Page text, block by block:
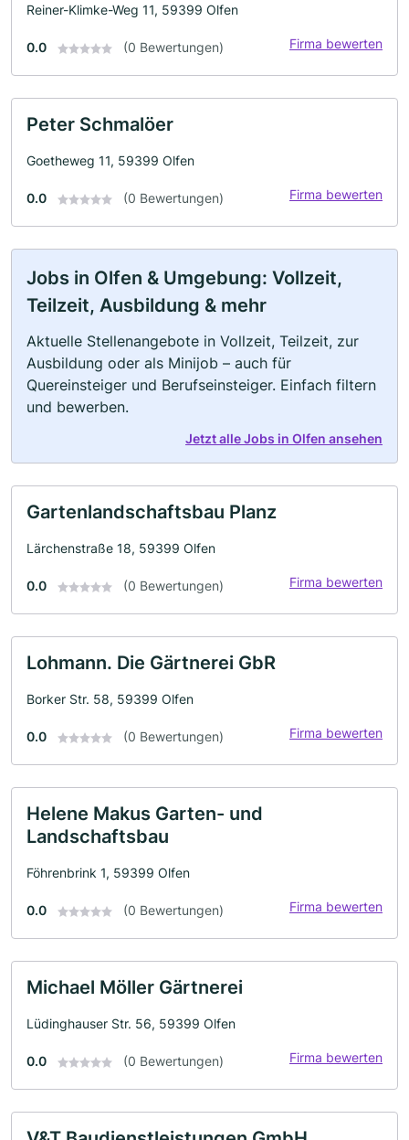
Reiner-Klimke-Weg 11, 59399 Olfen
0.0 (0 Bewertungen) Firma bewerten
Peter Schmalöer
Goetheweg 11, 59399 Olfen
0.0 (0 Bewertungen) Firma bewerten
Jobs in Olfen & Umgebung: Vollzeit,
Teilzeit, Ausbildung & mehr
Aktuelle Stellenangebote in Vollzeit, Teilzeit, zur
Ausbildung oder als Minijob – auch für
Quereinsteiger und Berufseinsteiger. Einfach filtern
und bewerben.
Jetzt alle Jobs in Olfen ansehen
Gartenlandschaftsbau Planz
Lärchenstraße 18, 59399 Olfen
0.0 (0 Bewertungen) Firma bewerten
Lohmann. Die Gärtnerei GbR
Borker Str. 58, 59399 Olfen
0.0 (0 Bewertungen) Firma bewerten
Helene Makus Garten- und
Landschaftsbau
Föhrenbrink 1, 59399 Olfen
0.0 (0 Bewertungen) Firma bewerten
Michael Möller Gärtnerei
Lüdinghauser Str. 56, 59399 Olfen
0.0 (0 Bewertungen) Firma bewerten